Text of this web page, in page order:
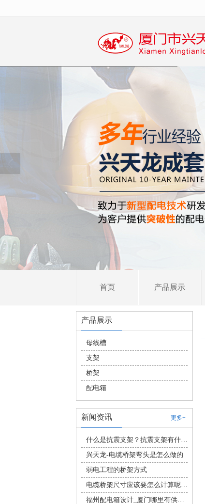
首页 产品展示
产品展示
母线槽
支架
桥架
配电箱
新闻资讯 更多+
什么是抗震支架？抗震支架有什么作用？
兴天龙-电缆桥架弯头是怎么做的
弱电工程的桥架方式
电缆桥架尺寸应该要怎么计算呢，安装桥架应该注意什么问题
福州配电箱设计_厦门哪里有供应质量好的配电箱